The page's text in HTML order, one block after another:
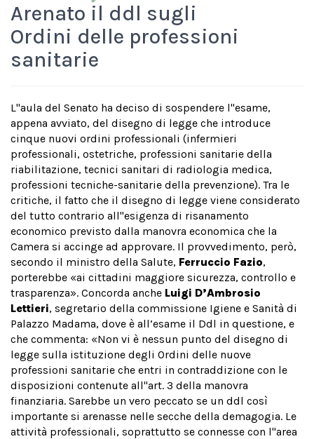
Arenato il ddl sugli
Ordini delle professioni
sanitarie
L''aula del Senato ha deciso di sospendere l''esame,
appena avviato, del disegno di legge che introduce
cinque nuovi ordini professionali (infermieri
professionali, ostetriche, professioni sanitarie della
riabilitazione, tecnici sanitari di radiologia medica,
professioni tecniche-sanitarie della prevenzione). Tra le
critiche, il fatto che il disegno di legge viene considerato
del tutto contrario all''esigenza di risanamento
economico previsto dalla manovra economica che la
Camera si accinge ad approvare. Il provvedimento, però,
secondo il ministro della Salute, Ferruccio Fazio,
porterebbe «ai cittadini maggiore sicurezza, controllo e
trasparenza». Concorda anche Luigi D’Ambrosio
Lettieri, segretario della commissione Igiene e Sanità di
Palazzo Madama, dove è all’esame il Ddl in questione, e
che commenta: «Non vi è nessun punto del disegno di
legge sulla istituzione degli Ordini delle nuove
professioni sanitarie che entri in contraddizione con le
disposizioni contenute all''art. 3 della manovra
finanziaria. Sarebbe un vero peccato se un ddl così
importante si arenasse nelle secche della demagogia. Le
attività professionali, soprattutto se connesse con l''area